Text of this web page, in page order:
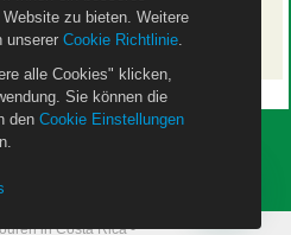
Rica Rundreise
Mietwagen
Basispaket
in Costa Rica -
zu bieten. Weitere
unserer Cookie Richtlinie.
alle Cookies" klicken,
Sie können die
den Cookie Einstellungen